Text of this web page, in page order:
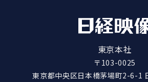
東京本社
〒103-0025
東京都中央区日本橋茅場町2-6-1